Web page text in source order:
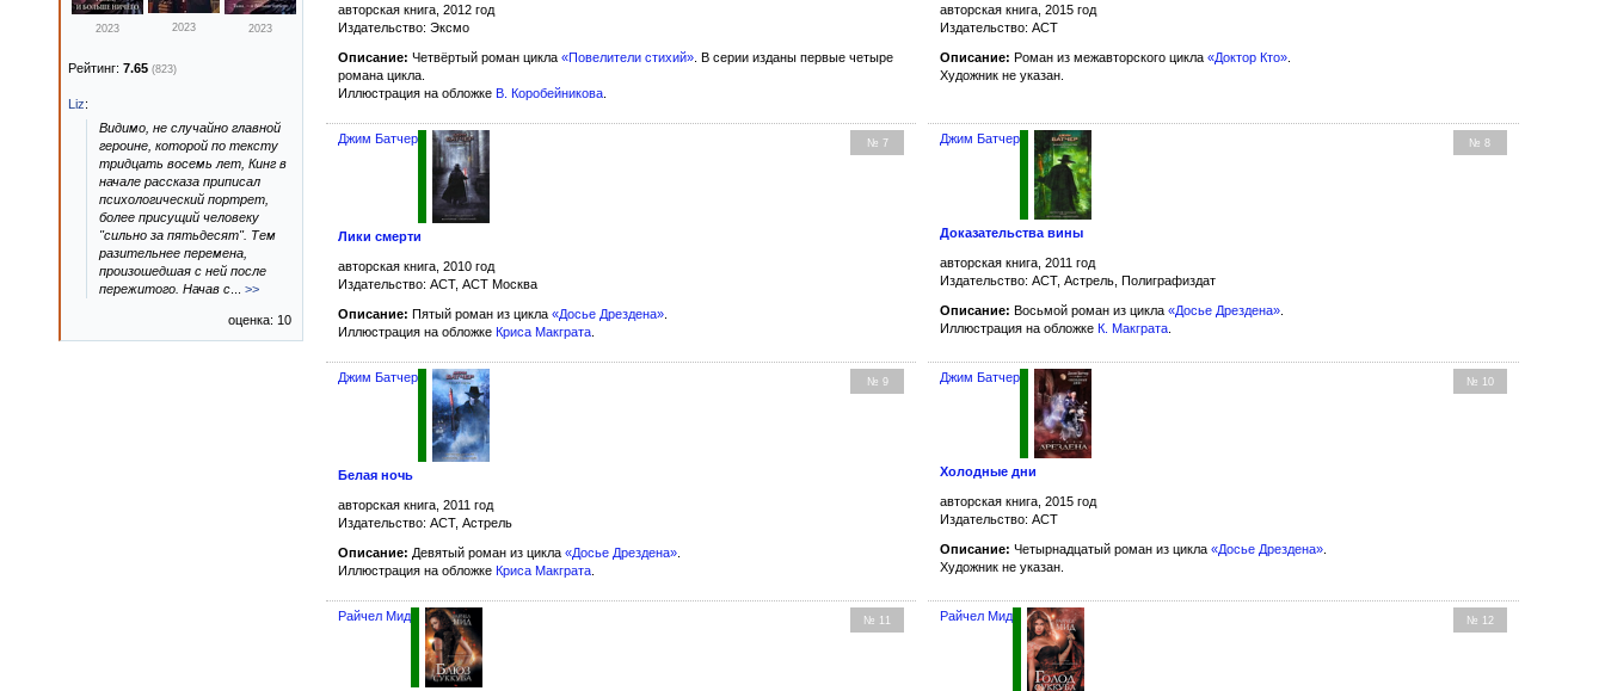
авторская книга, 2012 год
Издательство: Эксмо
Описание: Четвёртый роман цикла «Повелители стихий». В серии изданы первые четыре
романа цикла.
Иллюстрация на обложке В. Коробейникова.
авторская книга, 2015 год
Издательство: АСТ
Описание: Роман из межавторского цикла«Доктор Кто».
Художник не указан.
№ 7
Джим Батчер
Лики смерти
авторская книга, 2010 год
Издательство: АСТ, АСТ Москва
Описание: Пятый роман из цикла «Досье Дрездена»
Иллюстрация на обложке Криса Макграта
№ 8
Джим Батчер
Доказательства вины
авторская книга, 2011 год
Издательство: АСТ, Астрель, Полиграфиздат
Описание: Восьмой роман из цикла«Досье Дрездена»
Иллюстрация на обложке К. Макграта
№ 9
Джим Батчер
Белая ночь
авторская книга, 2011 год
Издательство: АСТ, Астрель
Описание: Девятый роман из цикла «Досье Дрездена»
Иллюстрация на обложке Криса Макграта
№ 10
Джим Батчер
Холодные дни
авторская книга, 2015 год
Издательство: АСТ
Описание: Четырнадцатый роман из цикла«Досье Дрездена»
Художник не указан.
№ 11
Райчел Мид № 12
Райчел Мид
2023 2023 2023
Рейтинг: 7.65 (823)
Liz:
Видимо, не случайно главной
героине, которой по тексту
тридцать восемь лет, Кинг в
начале рассказа приписал
психологический портрет,
более присущий человеку
"сильно за пятьдесят". Тем
разительнее перемена,
произошедшая с ней после
пережитого. Начав с
>>
оценка: 10